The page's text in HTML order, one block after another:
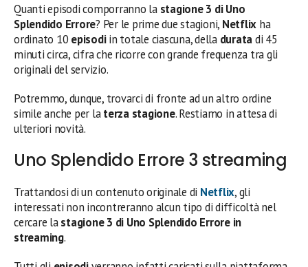
Quanti episodi comporranno la stagione 3 di Uno
Splendido Errore? Per le prime due stagioni, Netflix ha
ordinato 10 episodiin totale ciascuna, della duratadi 45
minuti circa, cifra che ricorre con grande frequenza tra gli
originali del servizio.
Potremmo, dunque, trovarci di fronte ad un altro ordine
simile anche per laterza stagione. Restiamo in attesa di
ulteriori novità.
Uno Splendido Errore 3 streaming
Trattandosi di un contenuto originale di Netflix, gli
interessati non incontreranno alcun tipo di difficoltà nel
cercare lastagione 3 di Uno Splendido Errore in
streaming.